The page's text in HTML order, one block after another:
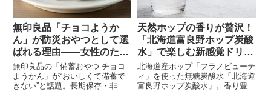
無印良品「チョコようか
ん」が防災おやつとして選
ばれる理由——女性のため
のやさしい備蓄ガイド——
無印良品の「備蓄おやつ チョコ
ようかん」が“おいしくて備蓄で
きない”と話題。長期保存・非常
天然ホップの香りが贅沢！
「北海道富良野ホップ炭酸
水」で楽しむ新感覚ドリン
クとおすすめ活用法
北海道産ホップ「フラノビューテ
ィ」を使った無糖炭酸水「北海道
富良野ホップ炭酸水」。香り豊か